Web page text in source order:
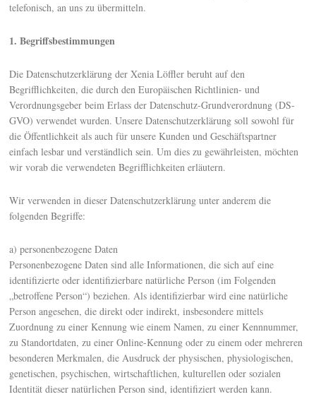
telefonisch, an uns zu übermitteln.
1. Begriffsbestimmungen
Die Datenschutzerklärung der Xenia Löffler beruht auf den
Begrifflichkeiten, die durch den Europäischen Richtlinien- und
Verordnungsgeber beim Erlass der Datenschutz-Grundverordnung (DS-
GVO) verwendet wurden. Unsere Datenschutzerklärung soll sowohl für
die Öffentlichkeit als auch für unsere Kunden und Geschäftspartner
einfach lesbar und verständlich sein. Um dies zu gewährleisten, möchten
wir vorab die verwendeten Begrifflichkeiten erläutern.
Wir verwenden in dieser Datenschutzerklärung unter anderem die
folgenden Begriffe:
a) personenbezogene Daten
Personenbezogene Daten sind alle Informationen, die sich auf eine
identifizierte oder identifizierbare natürliche Person (im Folgenden
„betroffene Person“) beziehen. Als identifizierbar wird eine natürliche
Person angesehen, die direkt oder indirekt, insbesondere mittels
Zuordnung zu einer Kennung wie einem Namen, zu einer Kennnummer,
zu Standortdaten, zu einer Online-Kennung oder zu einem oder mehreren
besonderen Merkmalen, die Ausdruck der physischen, physiologischen,
genetischen, psychischen, wirtschaftlichen, kulturellen oder sozialen
Identität dieser natürlichen Person sind, identifiziert werden kann.